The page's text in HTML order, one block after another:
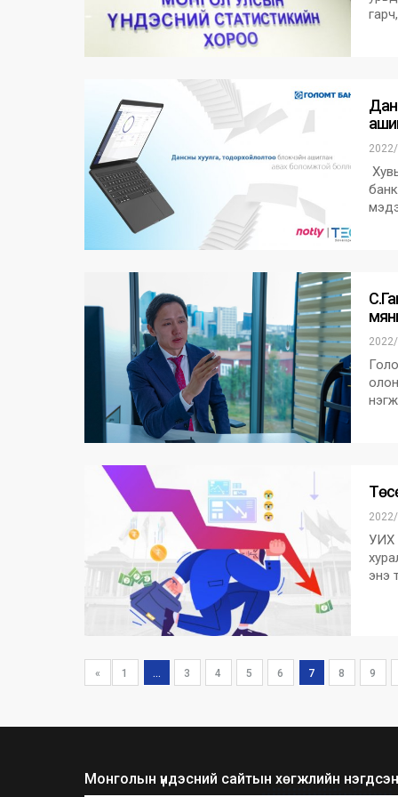
УИХ
энэ
« 1 ... 3 4 5 6 7 8 9
Монголын үндэсний сайтын хөгжлийн